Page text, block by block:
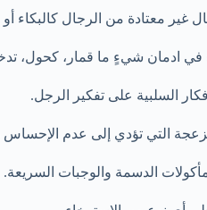
غير معتادة من الرجال كالبكاء
في ادمان شيءٍ ما قمار، كحول،
السلبية على تفكير الرجل.
التي تؤدي إلى عدم الإحساس
الدسمة والوجبات السريعة.